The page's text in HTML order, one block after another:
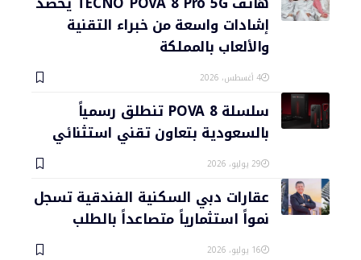
إشادات واسعة من خبراء التقنية
والألعاب بالمملكة
4 أغسطس، 2026
سلسلة POVA 8 تنطلق رسمياً
بالسعودية بتعاون تقني استثنائي
29 يوليو، 2026
عقارات دبي السكنية الفندقية تسجل
نمواً استثمارياً متصاعداً بالطلب
16 يوليو، 2026